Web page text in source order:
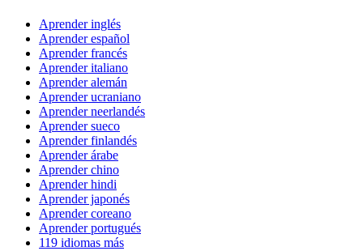
Aprender inglés
Aprender español
Aprender francés
Aprender italiano
Aprender alemán
Aprender ucraniano
Aprender neerlandés
Aprender sueco
Aprender finlandés
Aprender árabe
Aprender chino
Aprender hindi
Aprender japonés
Aprender coreano
Aprender portugués
119 idiomas más